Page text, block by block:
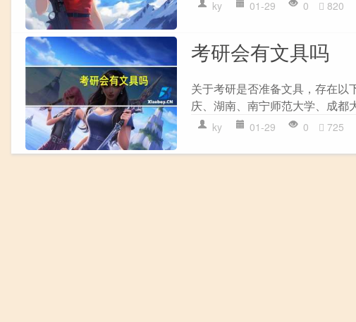
ky 01-29 0 820
考研会有文具吗
关于考研是否准备文具，存在以
庆、湖南、南宁师范大学、成都
ky 01-29 0 725